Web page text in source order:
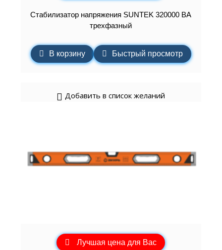
Стабилизатор напряжения SUNTEK 320000 ВА
трехфазный
В корзину Быстрый просмотр
Добавить в список желаний
Лучшая цена для Вас